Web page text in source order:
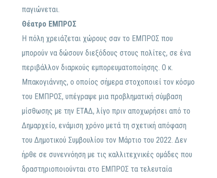
παγιώνεται.
Θέατρο ΕΜΠΡΟΣ
Η πόλη χρειάζεται χώρους σαν το ΕΜΠΡΟΣ που
μπορούν να δώσουν διεξόδους στους πολίτες, σε ένα
περιβάλλον διαρκούς εμπορευματοποίησης. Ο κ.
Μπακογιάννης, ο οποίος σήμερα στοχοποιεί τον κόσμο
του ΕΜΠΡΟΣ, υπέγραψε μια προβληματική σύμβαση
μίσθωσης με την ΕΤΑΔ, λίγο πριν αποχωρήσει από το
Δημαρχείο, ενάμιση χρόνο μετά τη σχετική απόφαση
του Δημοτικού Συμβουλίου τον Μάρτιο του 2022. Δεν
ήρθε σε συνεννόηση με τις καλλιτεχνικές ομάδες που
δραστηριοποιούνται στο ΕΜΠΡΟΣ τα τελευταία